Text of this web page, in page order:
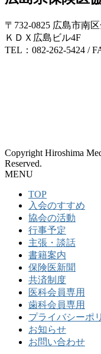
〒732-0825 広島市南
ＫＤＸ広島ビル4F
TEL：082-262-5424 /
Copyright Hiroshima
Reserved.
MENU
TOP
入会のすすめ
協会の活動
行事予定
主張・談話
書籍案内
保険医新聞
共済制度
医科会員専用
歯科会員専用
プライバシーポ
お知らせ
お問い合わせ